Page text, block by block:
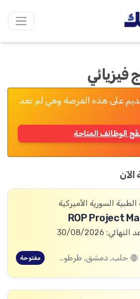
على هذه الفرصة وهي لم تعد
الوظائف المتاحة
السورية الأميركية
ROP Project
30/08/2026
حلب, دمشق, طرطوس, ريف دمشق, ديرالزور, درعا, السويداء, إدلب, القنيطرة, اللاذقية, الرقة, حمص, الحسكة, حماة مفتوحة